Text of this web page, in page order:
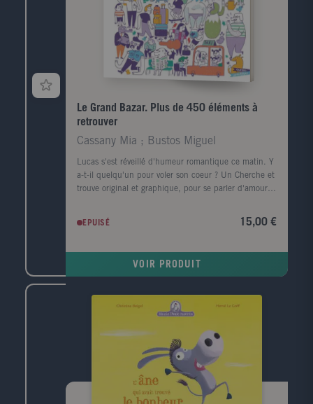
Le Grand Bazar. Plus de 450 éléments à
retrouver
Cassany Mia ; Bustos Miguel
Lucas s'est réveillé d'humeur romantique ce matin. Y
a-t-il quelqu'un pour voler son coeur ? Un Cherche et
trouve original et graphique, pour se parler d'amour.
EPUISÉ
15,00 €
VOIR PRODUIT